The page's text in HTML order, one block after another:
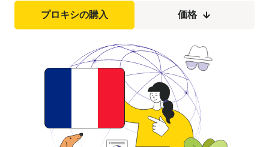
プロキシの購入 価格